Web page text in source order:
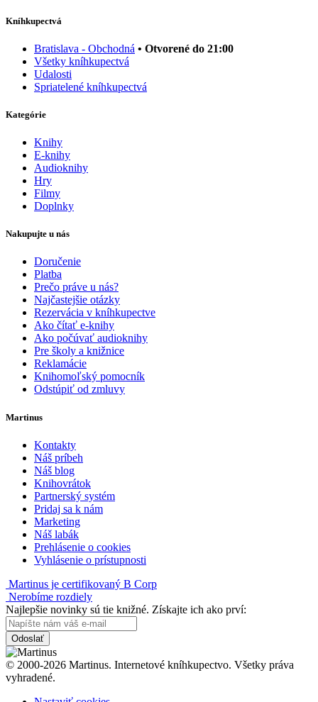
Kníhkupectvá
Bratislava - Obchodná • Otvorené do 21:00
Všetky kníhkupectvá
Udalosti
Spriatelené kníhkupectvá
Kategórie
Knihy
E-knihy
Audioknihy
Hry
Filmy
Doplnky
Nakupujte u nás
Doručenie
Platba
Prečo práve u nás?
Najčastejšie otázky
Rezervácia v kníhkupectve
Ako čítať e-knihy
Ako počúvať audioknihy
Pre školy a knižnice
Reklamácie
Knihomoľský pomocník
Odstúpiť od zmluvy
Martinus
Kontakty
Náš príbeh
Náš blog
Knihovrátok
Partnerský systém
Pridaj sa k nám
Marketing
Náš labák
Prehlásenie o cookies
Vyhlásenie o prístupnosti
Martinus je certifikovaný B Corp
Nerobíme rozdiely
Najlepšie novinky sú tie knižné. Získajte ich ako prví:
Odoslať
© 2000-2026 Martinus. Internetové kníhkupectvo. Všetky práva
vyhradené.